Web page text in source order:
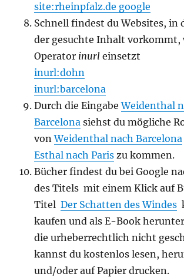
site:rheinpfalz.de google
Schnell findest du Websites, in
der gesuchte Inhalt vorkommt,
Operator inurl einsetzt
inurl:dohn
inurl:barcelona
Durch die EingabeWeidenthal
Barcelona siehst du mögliche
vonWeidenthal nach Barcelona
Esthal nach Paris zu kommen.
Bücher findest du bei Google
des Titels mit einem Klick auf
TitelDer Schatten des Windes
kaufen und als E-Book
die urheberrechtlich nicht
kannst du kostenlos lesen,
und/oder auf Papier drucken.